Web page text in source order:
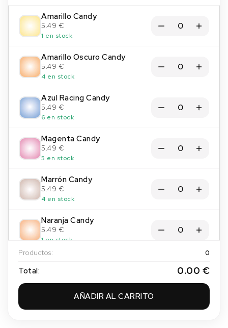
Amarillo Candy
5.49 €
1 en stock
Amarillo Oscuro Candy
5.49 €
4 en stock
Azul Racing Candy
5.49 €
6 en stock
Magenta Candy
5.49 €
5 en stock
Marrón Candy
5.49 €
4 en stock
Naranja Candy
5.49 €
1 en stock
Rojo Candy
5.49 €
Productos: 0
Total: 0.00 €
AÑADIR AL CARRITO